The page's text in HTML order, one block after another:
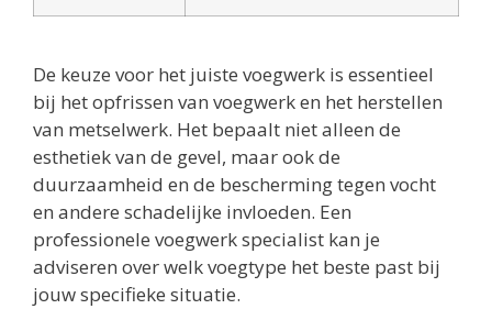
De keuze voor het juiste voegwerk is essentieel
bij het opfrissen van voegwerk en het herstellen
van metselwerk. Het bepaalt niet alleen de
esthetiek van de gevel, maar ook de
duurzaamheid en de bescherming tegen vocht
en andere schadelijke invloeden. Een
professionele voegwerk specialist kan je
adviseren over welk voegtype het beste past bij
jouw specifieke situatie.